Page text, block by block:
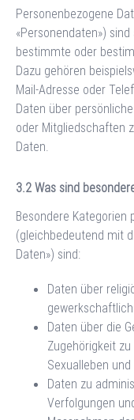
Personenbezogene
«Personendaten»)
bestimmte oder
Dazu gehören
Mail-Adresse oder
Daten über
oder Mitgliedschaften
Daten.
Was sind
Besondere Kategorien
(gleichbedeutend mit
Daten») sind:
Daten über
Daten über die
Zugehörigkeit
Sexualleben
Daten zu
Verfolgungen